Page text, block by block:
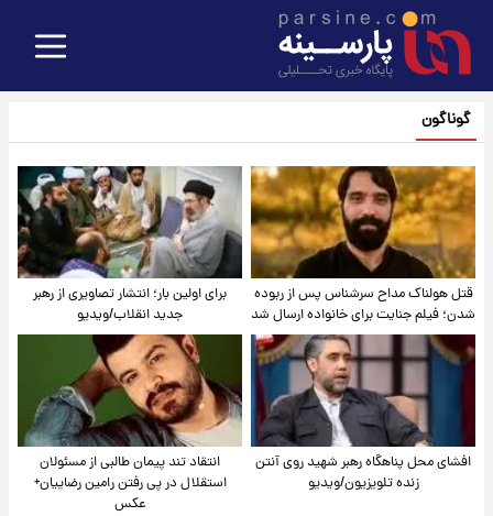
گوناگون
قتل هولناک مداح سرشناس پس از ربوده
شدن؛ فیلم جنایت برای خانواده ارسال شد
برای اولین بار؛ انتشار تصاویری از رهبر
جدید انقلاب/ویدیو
افشای محل پناهگاه‌ رهبر شهید روی آنتن
زنده تلویزیون/ویدیو
انتقاد تند پیمان طالبی از مسئولان
استقلال در پی رفتن رامین رضاییان+
عکس